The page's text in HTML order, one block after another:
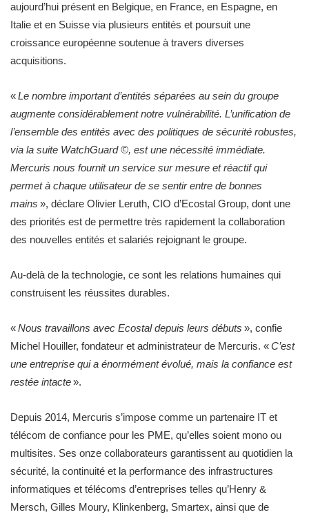
aujourd’hui présent en Belgique, en France, en Espagne, en
Italie et en Suisse via plusieurs entités et poursuit une
croissance européenne soutenue à travers diverses
acquisitions.
«Le nombre important d’entités séparées au sein du groupe
augmente considérablement notre vulnérabilité. L’unification de
l’ensemble des entités avec des politiques de sécurité robustes,
via la suite WatchGuard ©, est une nécessité immédiate.
Mercuris nous fournit un service sur mesure et réactif qui
permet à chaque utilisateur de se sentir entre de bonnes
mains », déclare Olivier Leruth, CIO d’Ecostal Group, dont une
des priorités est de permettre très rapidement la collaboration
des nouvelles entités et salariés rejoignant le groupe.
Au-delà de la technologie, ce sont les relations humaines qui
construisent les réussites durables.
«Nous travaillons avec Ecostal depuis leurs débuts », confie
Michel Houiller, fondateur et administrateur de Mercuris. «C’est
une entreprise qui a énormément évolué, mais la confiance est
restée intacte».
Depuis 2014, Mercuris s’impose comme un partenaire IT et
télécom de confiance pour les PME, qu’elles soient mono ou
multisites. Ses onze collaborateurs garantissent au quotidien la
sécurité, la continuité et la performance des infrastructures
informatiques et télécoms d’entreprises telles qu’Henry &
Mersch, Gilles Moury, Klinkenberg, Smartex, ainsi que de